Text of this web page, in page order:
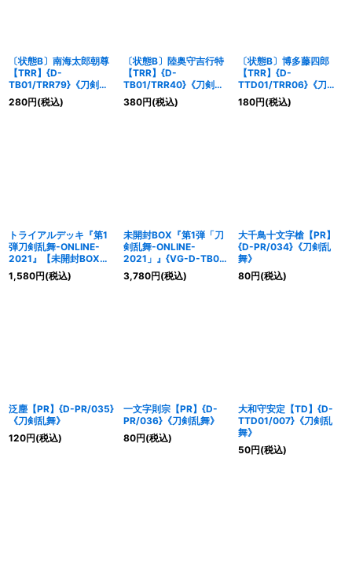
〔状態B〕南海太郎朝尊
【TRR】{D-
TB01/TRR79}《刀剣乱
舞》
280円(税込)
〔状態B〕陸奥守吉行特
【TRR】{D-
TB01/TRR40}《刀剣乱
舞》
380円(税込)
〔状態B〕博多藤四郎
【TRR】{D-
TTD01/TRR06}《刀剣
乱舞》
180円(税込)
トライアルデッキ『第1
弾刀剣乱舞-ONLINE-
2021』【未開封BOX】
{VG-D-TTD01}
1,580円(税込)
未開封BOX『第1弾「刀
剣乱舞-ONLINE-
2021」』{VG-D-TB01}
【未開封BOX】
3,780円(税込)
大千鳥十文字槍【PR】
{D-PR/034}《刀剣乱
舞》
80円(税込)
泛塵【PR】{D-PR/035}
《刀剣乱舞》
120円(税込)
一文字則宗【PR】{D-
PR/036}《刀剣乱舞》
80円(税込)
大和守安定【TD】{D-
TTD01/007}《刀剣乱
舞》
50円(税込)